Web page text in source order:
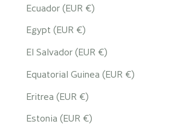
Ecuador (EUR €)
Egypt (EUR €)
El Salvador (EUR €)
Equatorial Guinea (EUR €)
Eritrea (EUR €)
Estonia (EUR €)